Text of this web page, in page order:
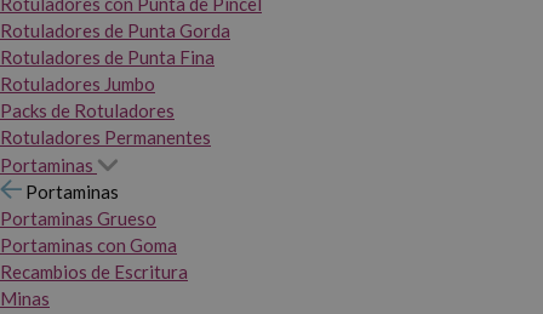
Rotuladores de Punta Gorda
Rotuladores de Punta Fina
Rotuladores Jumbo
Packs de Rotuladores
Rotuladores Permanentes
Portaminas
Portaminas
Portaminas Grueso
Portaminas con Goma
Recambios de Escritura
Minas